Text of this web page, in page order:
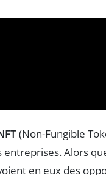
(Non-Fungible
Alors
en eux des